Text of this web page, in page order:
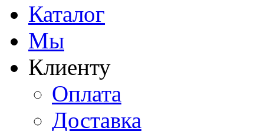
Каталог
Мы
Клиенту
Оплата
Доставка